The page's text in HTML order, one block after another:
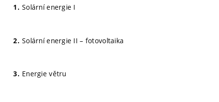
Solární energie I
Solární energie II – fotovoltaika
Energie větru